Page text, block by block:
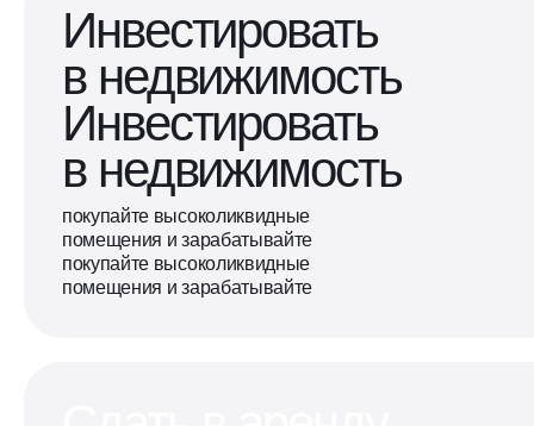
Инвестировать
в недвижимость
Инвестировать
в недвижимость
покупайте высоколиквидные
помещения и зарабатывайте
покупайте высоколиквидные
помещения и зарабатывайте